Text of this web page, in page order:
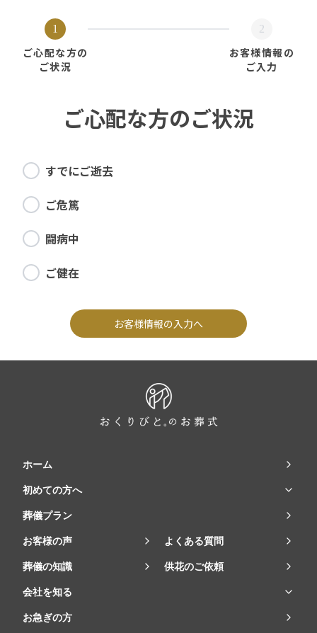
1
ご心配な方の
ご状況
2
お客様情報の
ご入力
ご心配な方のご状況
すでにご逝去
ご危篤
闘病中
ご健在
お客様情報の入力へ
ホーム
初めての方へ
葬儀プラン
お客様の声 よくある質問
葬儀の知識 供花のご依頼
会社を知る
お急ぎの方